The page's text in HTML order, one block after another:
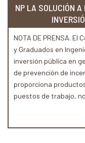
NP LA SOLUCIÓN
NOTA DE PRENSA.
y Graduados en
inversión pública en
de prevención de
proporciona
puestos de trabajo,
y nos ayuda a
natural...